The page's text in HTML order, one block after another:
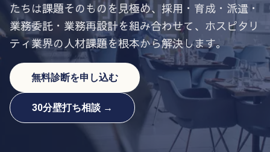
たちは課題そのものを見極め、採用・育成・派遣・
業務委託・業務再設計を組み合わせて、ホスピタリ
ティ業界の人材課題を根本から解決します。
無料診断を申し込む
30分壁打ち相談 →